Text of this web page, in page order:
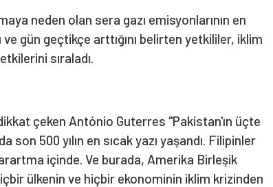
neden olan sera gazı emisyonlarının en
gün geçtikçe arttığını belirten yetkililer, iklim
sıraladı.
çeken António Guterres "Pakistan'ın üçte
son 500 yılın en sıcak yazı yaşandı. Filipinler
içinde. Ve burada, Amerika Birleşik
ülkenin ve hiçbir ekonominin iklim krizinden